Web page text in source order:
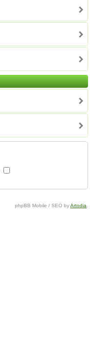
phpBB Mobile / SEO byArtodia